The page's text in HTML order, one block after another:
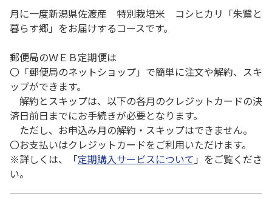
月に一度新潟県佐渡産 特別栽培米 コシヒカリ「朱鷺と
暮らす郷」をお届けするコースです。
郵便局のＷＥＢ定期便は
〇「郵便局のネットショップ」で簡単に注文や解約、スキ
ップができます。
解約とスキップは、以下の各月のクレジットカードの決
済日前日までにお手続きが必要となります。
ただし、お申込み月の解約・スキップはできません。
〇お支払いはクレジットカードをご利用いただけます。
※詳しくは、「定期購入サービスについて 」をご覧くださ
い。